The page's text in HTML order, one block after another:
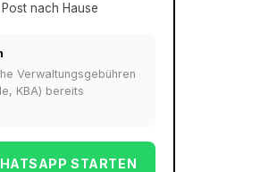
nach Hause
Verwaltungsgebühren
KBA) bereits
STARTEN